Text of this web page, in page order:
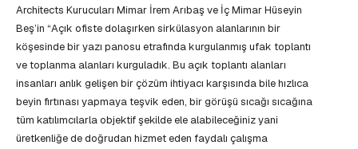
Architects Kurucuları Mimar İrem Arıbaş ve İç Mimar Hüseyin
Beş’in “Açık ofiste dolaşırken sirkülasyon alanlarının bir
köşesinde bir yazı panosu etrafında kurgulanmış ufak toplantı
ve toplanma alanları kurguladık. Bu açık toplantı alanları
insanları anlık gelişen bir çözüm ihtiyacı karşısında bile hızlıca
beyin fırtınası yapmaya teşvik eden, bir görüşü sıcağı sıcağına
tüm katılımcılarla objektif şekilde ele alabileceğiniz yani
üretkenliğe de doğrudan hizmet eden faydalı çalışma